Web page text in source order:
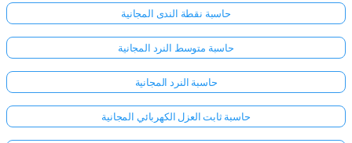
حاسبة نقطة الندى المجانية
حاسبة متوسط النرد المجانية
حاسبة النرد المجانية
حاسبة ثابت العزل الكهربائي المجانية